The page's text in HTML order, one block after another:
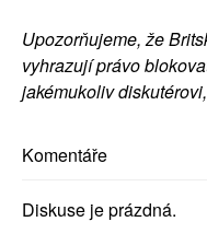
Upozorňujeme, že
vyhrazují právo
jakémukoliv
Komentáře
Diskuse je prázdná.